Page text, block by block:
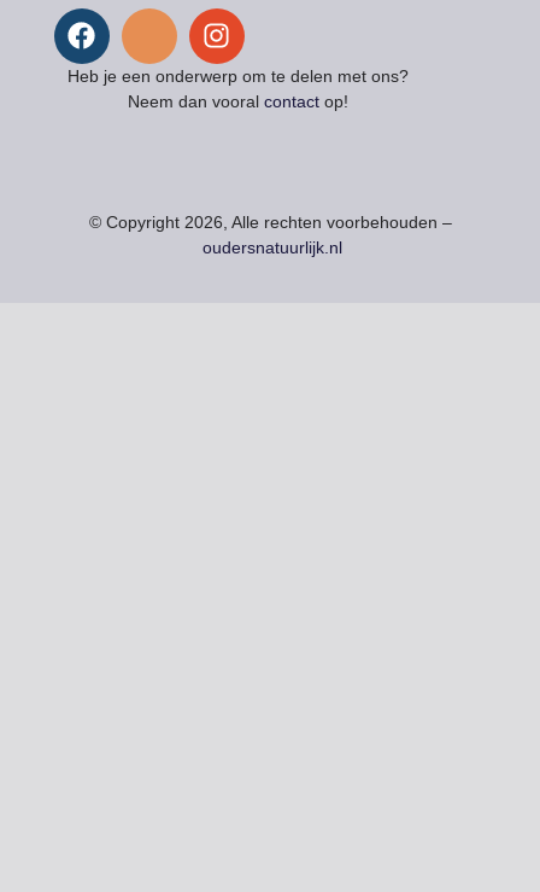
Heb je een onderwerp om te delen met ons?
Neem dan vooral contactop!
© Copyright 2026, Alle rechten voorbehouden –
oudersnatuurlijk.nl